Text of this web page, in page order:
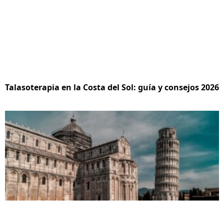
Talasoterapia en la Costa del Sol: guía y consejos 2026